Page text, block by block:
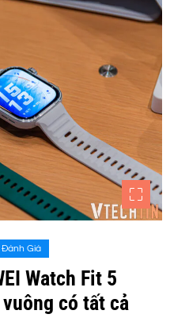
Đánh Giá
Watch Fit 5
có tất cả